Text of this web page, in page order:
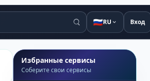
🇷🇺RU Вход
Избранные сервисы
Соберите свои сервисы